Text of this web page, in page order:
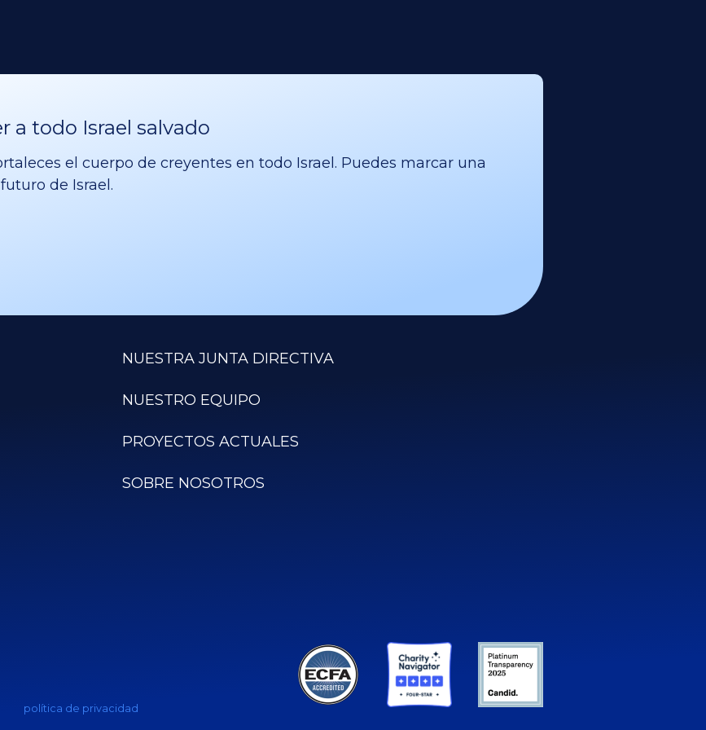
a todo Israel salvado
el cuerpo de creyentes en todo Israel. Puedes marcar una
de Israel.
NUESTRA JUNTA DIRECTIVA
NUESTRO EQUIPO
PROYECTOS ACTUALES
SOBRE NOSOTROS
política de privacidad